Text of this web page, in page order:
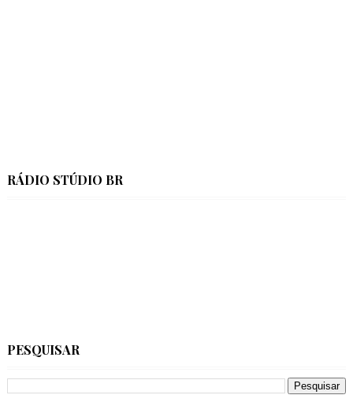
RÁDIO STÚDIO BR
PESQUISAR